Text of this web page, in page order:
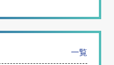
一覧